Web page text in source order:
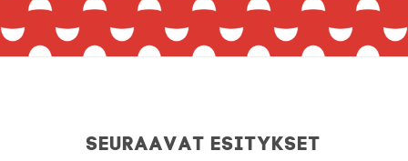
Seuraavat esitykset